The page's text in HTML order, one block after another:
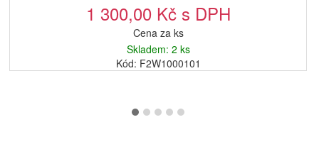
1 300,00 Kč s DPH
Cena za ks
Skladem: 2 ks
Kód: F2W1000101